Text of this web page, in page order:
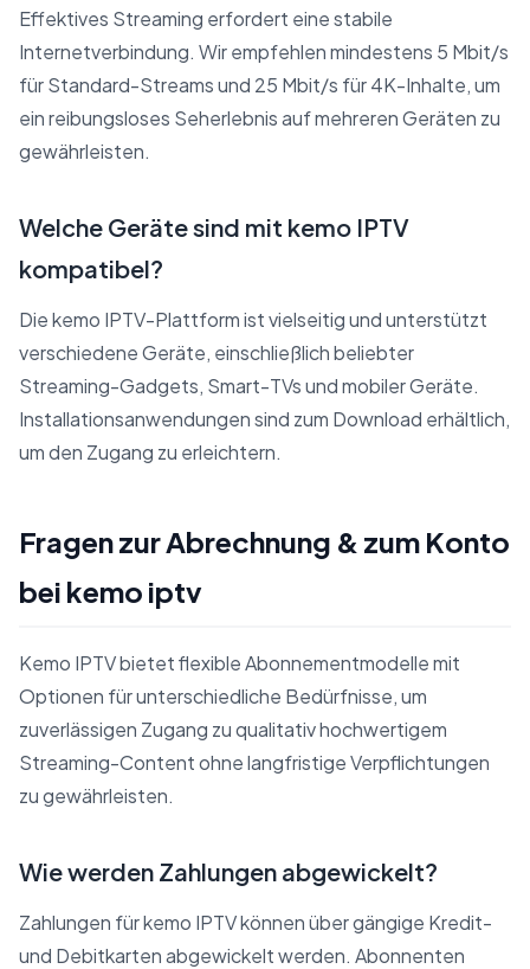
Effektives Streaming erfordert eine stabile
Internetverbindung. Wir empfehlen mindestens 5 Mbit/s
für Standard-Streams und 25 Mbit/s für 4K-Inhalte, um
ein reibungsloses Seherlebnis auf mehreren Geräten zu
gewährleisten.
Welche Geräte sind mit kemo IPTV
kompatibel?
Die kemo IPTV-Plattform ist vielseitig und unterstützt
verschiedene Geräte, einschließlich beliebter
Streaming-Gadgets, Smart-TVs und mobiler Geräte.
Installationsanwendungen sind zum Download erhältlich,
um den Zugang zu erleichtern.
Fragen zur Abrechnung & zum Konto
bei kemo iptv
Kemo IPTV bietet flexible Abonnementmodelle mit
Optionen für unterschiedliche Bedürfnisse, um
zuverlässigen Zugang zu qualitativ hochwertigem
Streaming-Content ohne langfristige Verpflichtungen
zu gewährleisten.
Wie werden Zahlungen abgewickelt?
Zahlungen für kemo IPTV können über gängige Kredit-
und Debitkarten abgewickelt werden. Abonnenten